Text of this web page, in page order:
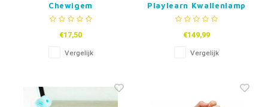
Chewigem
Kauwarmband Wave
€17,50
Vergelijk
Playlearn Kwallenlamp
70 cm USB
€149,99
Vergelijk